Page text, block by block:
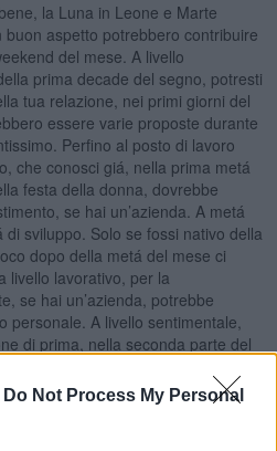
Do Not Process My Personal
la Luna in Leone e Marte
aspetto potrebbero contribuire
del mese. A livello
prima decade del segno, potresti
tua relazione, nei primi giorni del
essere varie proposte durante
Perfino al posto di lavoro
che conosci giá, nella prima metá
festa della donna, dovrebbe
se hai un’azienda. A metá
sviluppo. Solo se fossi nativo della
dopo della metá del mese ci
livello lavorativo, per la
se hai un’azienda, potrebbe
personale. A livello sentimentale,
di prima, nella seconda parte del
avere una delusione o un’offesa
un comportamento del genere.